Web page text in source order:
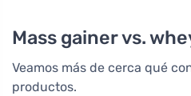
Mass gainer vs.
Veamos más de cerca qué
productos.